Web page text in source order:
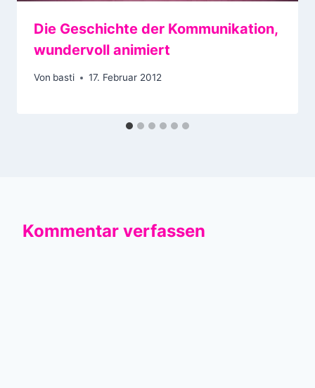
Die Geschichte der Kommunikation,
wundervoll animiert
Von basti 17. Februar 2012
Kommentar verfassen